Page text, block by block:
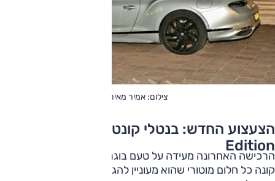
צילום: אמיר מאירי
Edition
הרכישה האחרונה מעידה על טעם בוגר לאיש שבאמת יכול וגם